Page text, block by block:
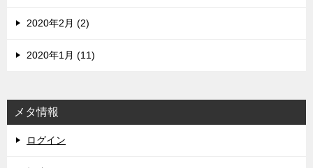
2020年2月 (2)
2020年1月 (11)
メタ情報
ログイン